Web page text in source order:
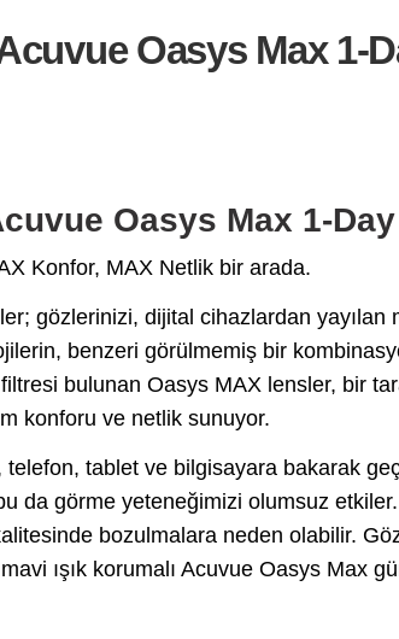
Oasys Max 1-
Oasys Max 1-Day
Konfor, MAX Netlik bir arada.
gözlerinizi, dijital cihazlardan yayılan
benzeri görülmemiş bir
bulunan Oasys MAX lensler, bir
konforu ve netlik sunuyor.
tablet ve bilgisayara bakarak
da görme yeteneğimizi olumsuz
bozulmalara neden olabilir.
mavi ışık korumalı Acuvue Oasys Max